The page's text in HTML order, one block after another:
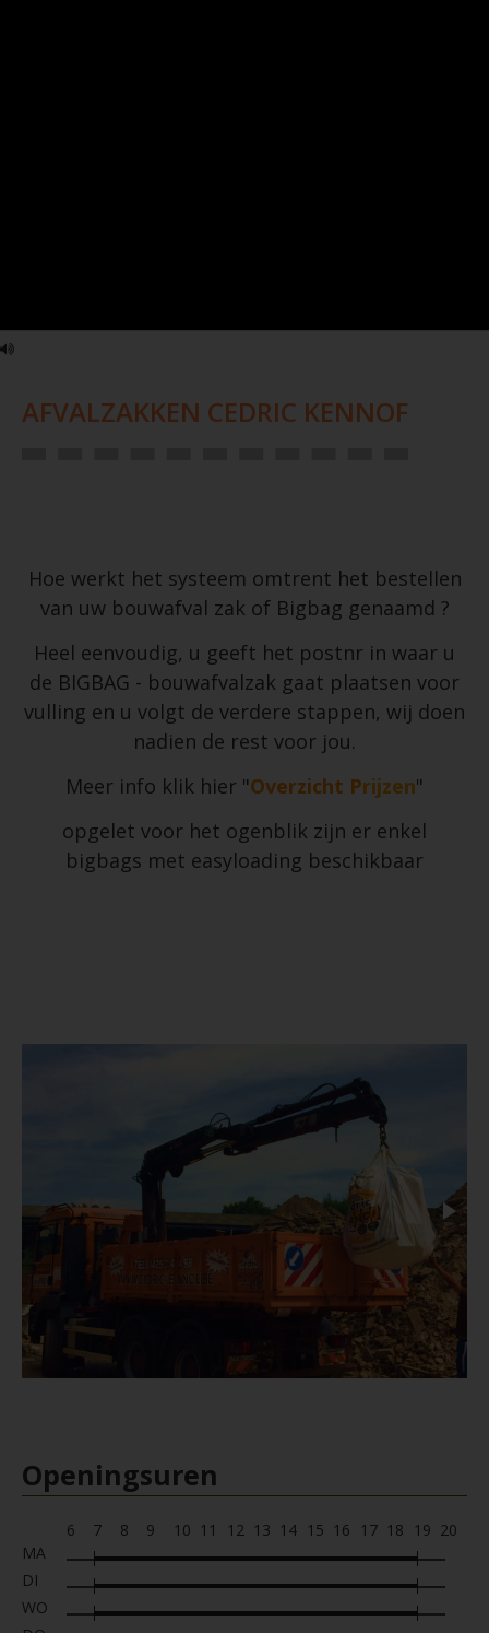
AFVALZAKKEN CEDRIC KENNOF
Hoe werkt het systeem omtrent het bestellen
van uw bouwafval zak of Bigbag genaamd ?
Heel eenvoudig, u geeft het postnr in waar u
de BIGBAG - bouwafvalzak gaat plaatsen voor
vulling en u volgt de verdere stappen, wij doen
nadien de rest voor jou.
Meer info klik hier "Overzicht Prijzen"
opgelet voor het ogenblik zijn er enkel
bigbags met easyloading beschikbaar
Openingsuren
MA
DI
WO
6 7 8 9 10 11 12 13 14 15 16 17 18 19 20